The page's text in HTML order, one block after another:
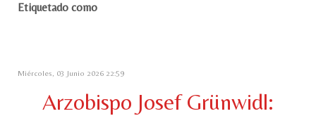
Etiquetado como
Miércoles, 03 Junio 2026 22:59
Arzobispo Josef Grünwidl: